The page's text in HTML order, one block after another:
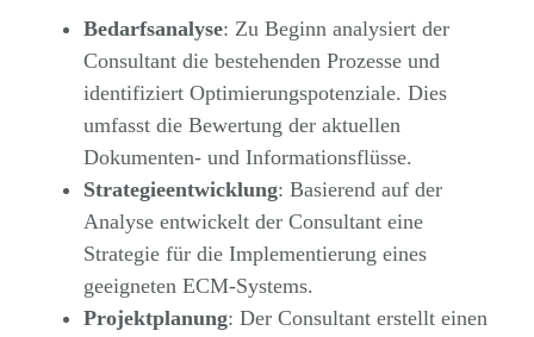
Bedarfsanalyse: Zu Beginn analysiert der
Consultant die bestehenden Prozesse und
identifiziert Optimierungspotenziale. Dies
umfasst die Bewertung der aktuellen
Dokumenten- und Informationsflüsse.
Strategieentwicklung: Basierend auf der
Analyse entwickelt der Consultant eine
Strategie für die Implementierung eines
geeigneten ECM-Systems.
Projektplanung: Der Consultant erstellt einen